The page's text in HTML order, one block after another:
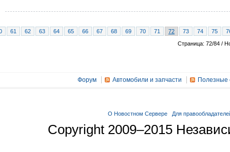
61 62 63 64 65 66 67 68 69 70 71 72 73 74 75
Страница: 72/84 /
Форум Автомобили и запчасти Полезные
О Новостном Сервере Для
Copyright 2009–2015